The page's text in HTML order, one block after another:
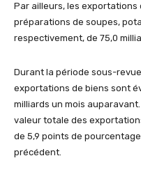
Par ailleurs, les
préparations de soupes,
respectivement, de 75,0
Durant la période sous-
exportations de biens sont
milliards un mois
valeur totale des
de 5,9 points de
précédent.